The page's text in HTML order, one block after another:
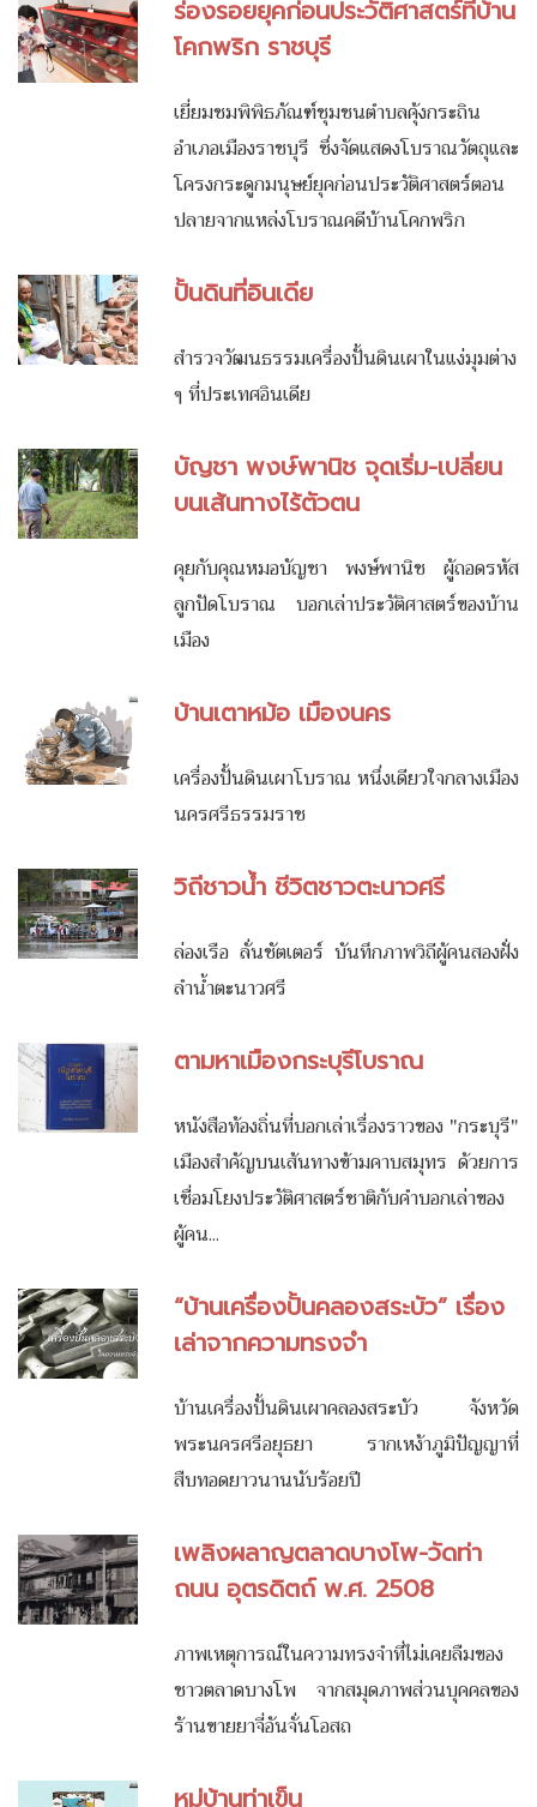
ร่องรอยยุคก่อนประวัติศาสตร์ที่บ้าน
โคกพริก ราชบุรี
เยี่ยมชมพิพิธภัณฑ์ชุมชนตำบลคุ้งกระถิน
อำเภอเมืองราชบุรี ซึ่งจัดแสดงโบราณวัตถุและ
โครงกระดูกมนุษย์ยุคก่อนประวัติศาสตร์ตอน
ปลายจากแหล่งโบราณคดีบ้านโคกพริก
ปั้นดินที่อินเดีย
สำรวจวัฒนธรรมเครื่องปั้นดินเผาในแง่มุมต่าง
ๆ ที่ประเทศอินเดีย
บัญชา พงษ์พานิช จุดเริ่ม-เปลี่ยน
บนเส้นทางไร้ตัวตน
คุยกับคุณหมอบัญชา พงษ์พานิช ผู้ถอดรหัส
ลูกปัดโบราณ บอกเล่าประวัติศาสตร์ของบ้าน
เมือง
บ้านเตาหม้อ เมืองนคร
เครื่องปั้นดินเผาโบราณ หนึ่งเดียวใจกลางเมือง
นครศรีธรรมราช
วิถีชาวน้ำ ชีวิตชาวตะนาวศรี
ล่องเรือ ลั่นชัตเตอร์ บันทึกภาพวิถีผู้คนสองฝั่ง
ลำน้ำตะนาวศรี
ตามหาเมืองกระบุรีโบราณ
หนังสือท้องถิ่นที่บอกเล่าเรื่องราวของ "กระบุรี"
เมืองสำคัญบนเส้นทางข้ามคาบสมุทร ด้วยการ
เชื่อมโยงประวัติศาสตร์ชาติกับคำบอกเล่าของ
ผู้คน...
“บ้านเครื่องปั้นคลองสระบัว” เรื่อง
เล่าจากความทรงจำ
บ้านเครื่องปั้นดินเผาคลองสระบัว จังหวัด
พระนครศรีอยุธยา รากเหง้าภูมิปัญญาที่
สืบทอดยาวนานนับร้อยปี
เพลิงผลาญตลาดบางโพ-วัดท่า
ถนน อุตรดิตถ์ พ.ศ. 2508
ภาพเหตุการณ์ในความทรงจำที่ไม่เคยลืมของ
ชาวตลาดบางโพ จากสมุดภาพส่วนบุคคลของ
ร้านขายยาจี่อันจั่นโอสถ
หมู่บ้านท่าเข็น